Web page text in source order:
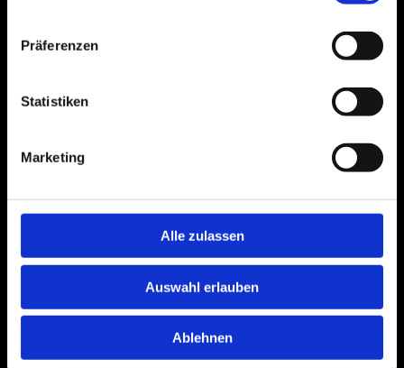
Präferenzen
Statistiken
Marketing
Alle zulassen
Auswahl erlauben
Ablehnen